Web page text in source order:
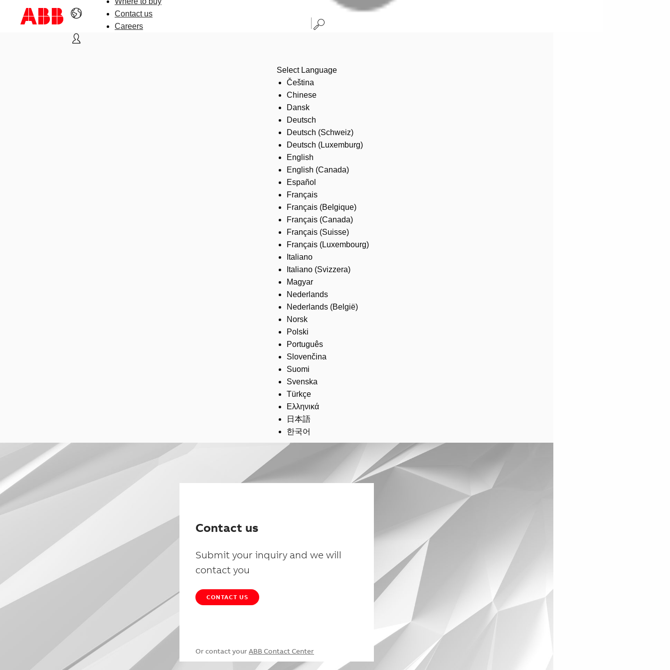
Contact us
Careers
Select Language
Čeština
Chinese
Dansk
Deutsch
Deutsch (Schweiz)
Deutsch (Luxemburg)
English
English (Canada)
Español
Français
Français (Belgique)
Français (Canada)
Français (Suisse)
Français (Luxembourg)
Italiano
Italiano (Svizzera)
Magyar
Nederlands
Nederlands (België)
Norsk
Polski
Português
Slovenčina
Suomi
Svenska
Türkçe
Ελληνικά
日本語
한국어
Contact us
Submit your inquiry and we will
contact you
CONTACT US
Or contact your ABB Contact Center